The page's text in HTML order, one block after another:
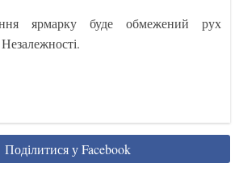
ярмарку буде обмежений рух
Поділитися у Facebook